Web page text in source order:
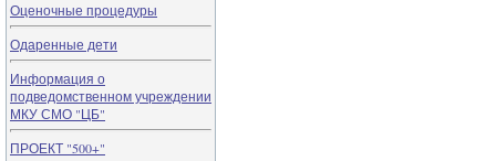
Оценочные процедуры
Одаренные дети
Информация о
подведомственном учреждении
МКУ СМО "ЦБ"
ПРОЕКТ "500+"